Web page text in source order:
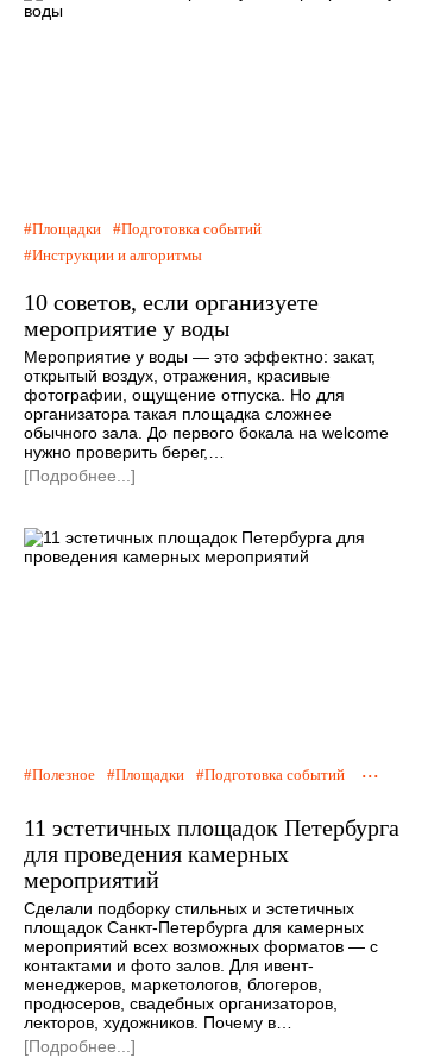
Площадки
Подготовка событий
Инструкции и алгоритмы
10 советов, если организуете
мероприятие у воды
Мероприятие у воды — это эффектно: закат,
открытый воздух, отражения, красивые
фотографии, ощущение отпуска. Но для
организатора такая площадка сложнее
обычного зала. До первого бокала на welcome
нужно проверить берег,…
[Подробнее...]
Полезное Площадки Подготовка событий ...
11 эстетичных площадок Петербурга
для проведения камерных
мероприятий
Сделали подборку стильных и эстетичных
площадок Санкт-Петербурга для камерных
мероприятий всех возможных форматов — с
контактами и фото залов. Для ивент-
менеджеров, маркетологов, блогеров,
продюсеров, свадебных организаторов,
лекторов, художников. Почему в…
[Подробнее...]